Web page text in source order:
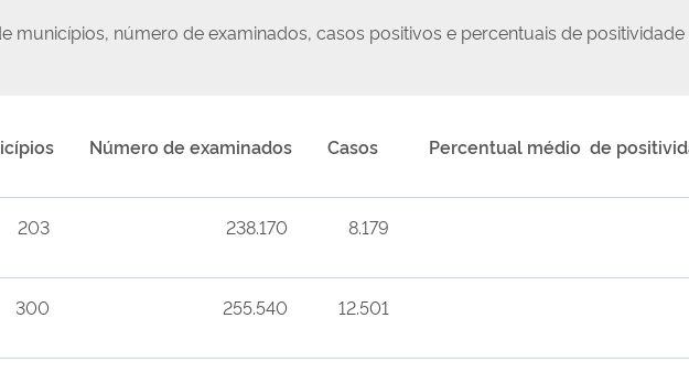
municípios, número de examinados, casos positivos e percentuais de
Número de examinados Casos Percentual médio de
203 238.170 8.179
300 255.540 12.501